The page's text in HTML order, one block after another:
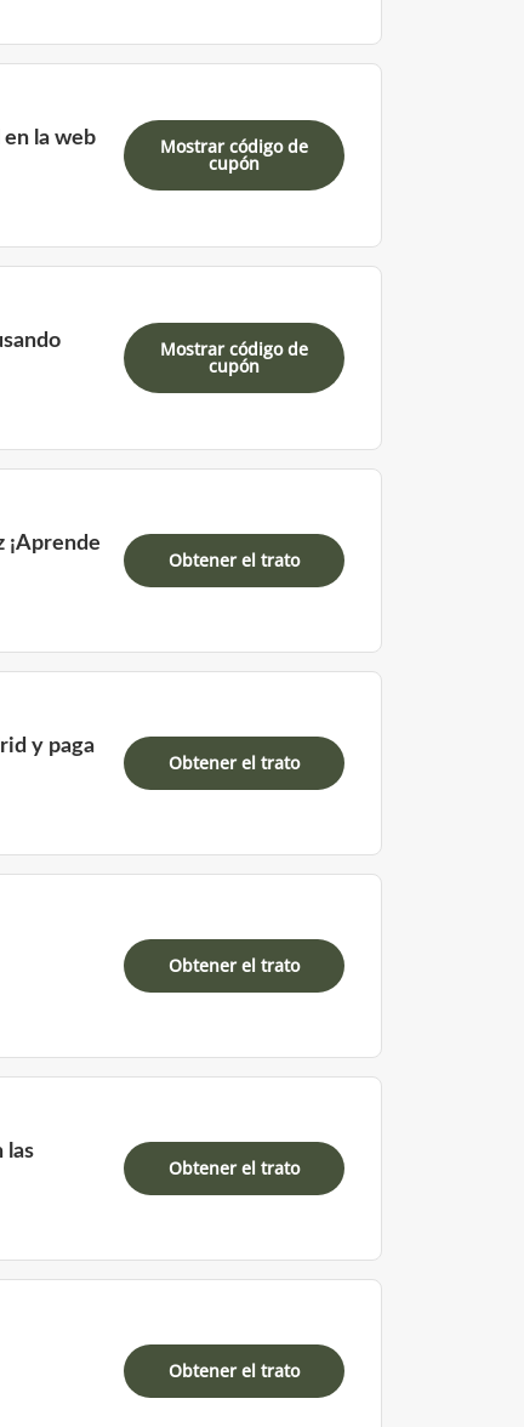
en la web
Mostrar código de
cupón
Mostrar código de
cupón
¡Aprende
Obtener el trato
y paga
Obtener el trato
Obtener el trato
las
Obtener el trato
Obtener el trato